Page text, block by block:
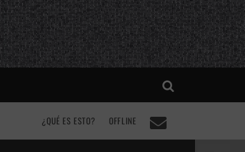
¿QUÉ ES ESTO? OFFLINE